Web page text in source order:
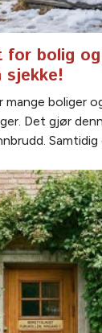
for bolig
sjekke!
mange boliger
Det gjør